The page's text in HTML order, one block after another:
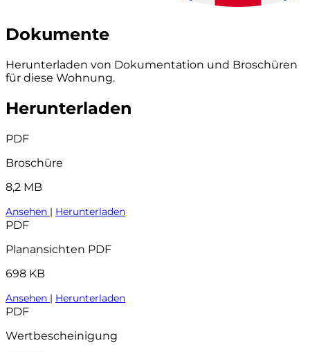
Dokumente
Herunterladen von Dokumentation und Broschüren
für diese Wohnung.
Herunterladen
PDF
Broschüre
8,2 MB
Ansehen | Herunterladen
PDF
Planansichten PDF
698 KB
Ansehen | Herunterladen
PDF
Wertbescheinigung